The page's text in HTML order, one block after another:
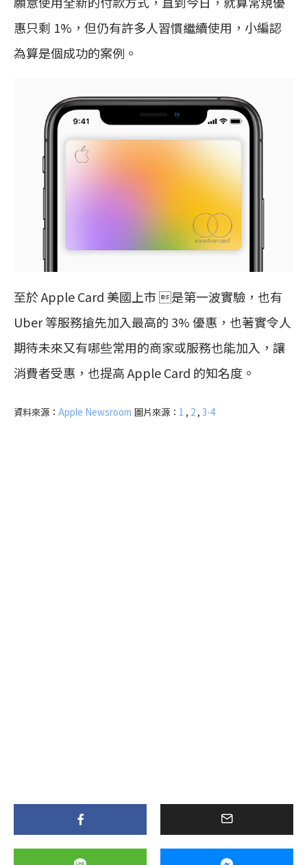
惠只剩 1%，但仍有許多人習慣繼續使用，小編認
為算是個成功的案例。
至於 Apple Card 美國上市 是第一波實驗，也有
Uber 等服務搶先加入最高的 3% 優惠，也著實令人
期待未來又有哪些常用的商家或服務也能加入，讓
消費者受惠，也提高 Apple Card 的知名度。
資料來源： Apple Newsroom 圖片來源： 1 , 2 , 3-4